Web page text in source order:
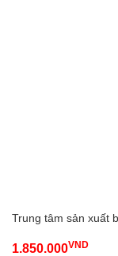
Trung tâm sản xuất
1.850.000VND